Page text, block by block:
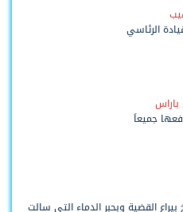
الرئاسي
جميعاً
بيراع القضية وبحبر الدماء التي سالت